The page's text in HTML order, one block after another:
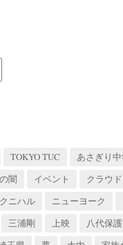
TOKYO TUC
あさぎり
闇 イベント
クラウ
ニハル ニューヨーク
三浦剛 上映 八代保